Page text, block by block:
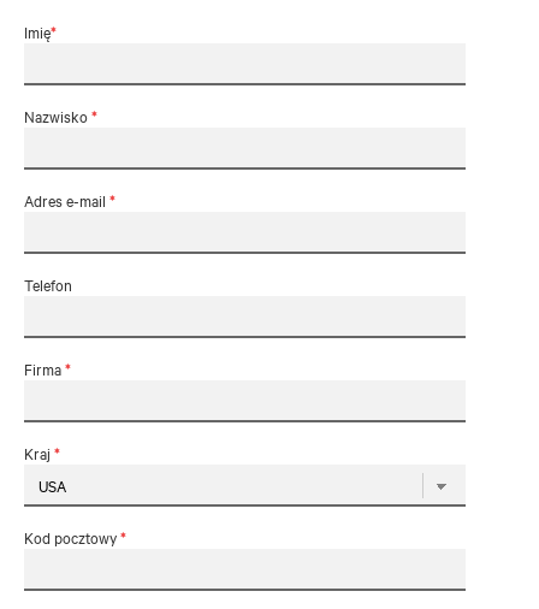
Imię*
Nazwisko*
Adres e-mail *
Telefon
Firma*
Kraj *
Kod pocztowy*